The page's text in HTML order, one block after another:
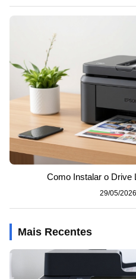
Como Instalar o Drive
29/05/
Mais Recentes